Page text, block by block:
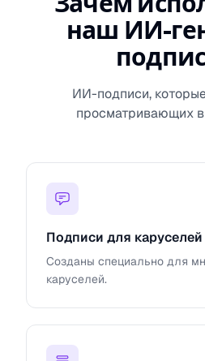
наш ИИ-
ИИ-подписи,
просматривающих
Подписи для каруселей
Созданы специально для
каруселей.